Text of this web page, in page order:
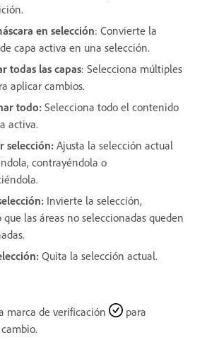
en selección: Convierte la
capa activa en una selección.
todas las capas: Selecciona múltiples
aplicar cambios.
todo: Selecciona todo el contenido
activa.
selección: Ajusta la selección actual
contrayéndola o
: Invierte la selección,
que las áreas no seleccionadas queden
: Quita la selección actual.
marca de verificación
para